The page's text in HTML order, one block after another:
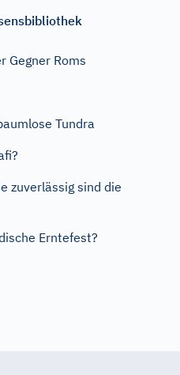
Gegner Roms
Tundra
zuverlässig sind die
Erntefest?